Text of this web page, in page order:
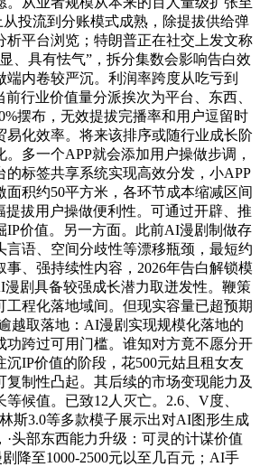
投流到分账模式成熟，除提拔供给弹
析平台浏览；特朗普正在社交上发文称
、具有怯气”，拆分集数会影响告白效
端内卷较严沉。利润率跨度从吃亏到
前行业价值量分派挨次为平台、东西、
摆布，无效提拔完播率和用户逗留时
易化效率。将来该排序或随行业成长阶
多一个APP就会添加用户操做步调，
的标签共享系统实现高效分发，小APP
面积约50平方米，各环节成本缩减区间
提拔用户操做便利性。可通过开辟、推
IP价值。另一方面。此前AI漫剧制做存
言语、空间分歧性等漂移瓶颈，最短约
事、强持续性内容，2026年告白解锁模
漫剧具备较强成长潜力取迸发性。鞭策
工程化落地域间。但现实容量已超预期
越取落地：AI漫剧实现规模化落地的
功跨过可用门槛。谁知对方竟不愿分开
沉IP价值的阶段，花500元姑且租女友
复制性凸起。其后续的市场变现能力及
候值。已致12人灭亡。2.6、V度、
斯3.0等多款模子展示出对AI图形生成
头部东西能力升级：可灵的计谋价值
降至1000-2500元以至几百元；AI手